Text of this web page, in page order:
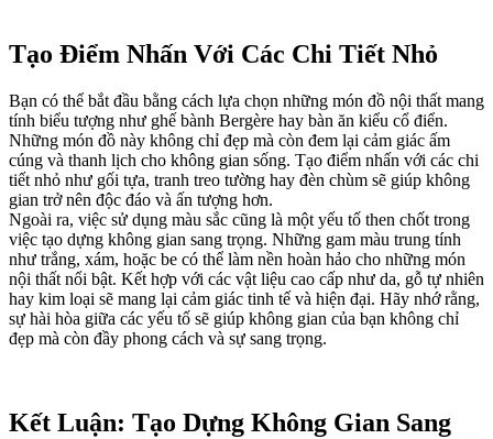
Tạo Điểm Nhấn Với Các Chi Tiết Nhỏ
Bạn có thể bắt đầu bằng cách lựa chọn những món đồ nội thất mang
tính biểu tượng như ghế bành Bergère hay bàn ăn kiểu cổ điển.
Những món đồ này không chỉ đẹp mà còn đem lại cảm giác ấm
cúng và thanh lịch cho không gian sống. Tạo điểm nhấn với các chi
tiết nhỏ như gối tựa, tranh treo tường hay đèn chùm sẽ giúp không
gian trở nên độc đáo và ấn tượng hơn.
Ngoài ra, việc sử dụng màu sắc cũng là một yếu tố then chốt trong
việc tạo dựng không gian sang trọng. Những gam màu trung tính
như trắng, xám, hoặc be có thể làm nền hoàn hảo cho những món
nội thất nổi bật. Kết hợp với các vật liệu cao cấp như da, gỗ tự nhiên
hay kim loại sẽ mang lại cảm giác tinh tế và hiện đại. Hãy nhớ rằng,
sự hài hòa giữa các yếu tố sẽ giúp không gian của bạn không chỉ
đẹp mà còn đầy phong cách và sự sang trọng.
Kết Luận: Tạo Dựng Không Gian Sang